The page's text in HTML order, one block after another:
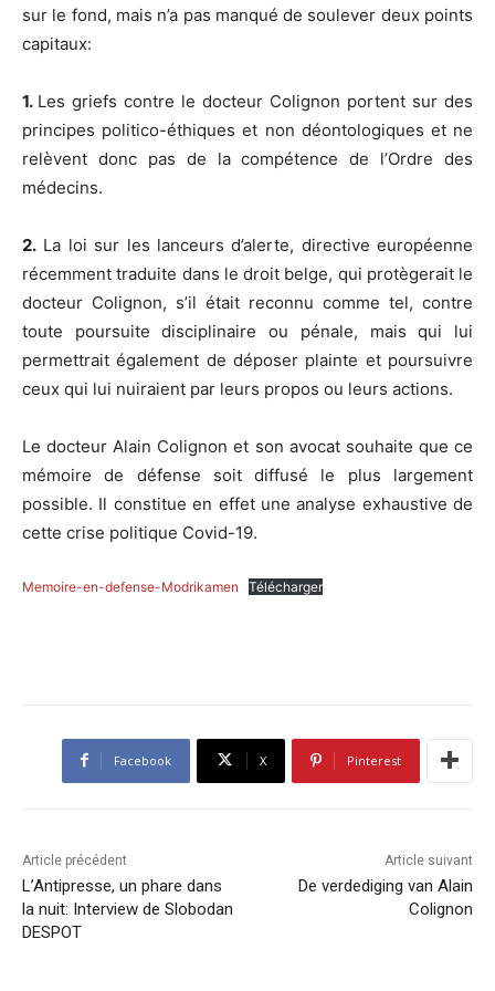
sur le fond, mais n’a pas manqué de soulever deux points
capitaux:
1. Les griefs contre le docteur Colignon portent sur des
principes politico-éthiques et non déontologiques et ne
relèvent donc pas de la compétence de l’Ordre des
médecins.
2. La loi sur les lanceurs d’alerte, directive européenne
récemment traduite dans le droit belge, qui protègerait le
docteur Colignon, s’il était reconnu comme tel, contre
toute poursuite disciplinaire ou pénale, mais qui lui
permettrait également de déposer plainte et poursuivre
ceux qui lui nuiraient par leurs propos ou leurs actions.
Le docteur Alain Colignon et son avocat souhaite que ce
mémoire de défense soit diffusé le plus largement
possible. Il constitue en effet une analyse exhaustive de
cette crise politique Covid-19.
Memoire-en-defense-Modrikamen Télécharger
Facebook X Pinterest
Article précédent
L’Antipresse, un phare dans
la nuit: Interview de Slobodan
DESPOT
Article suivant
De verdediging van Alain
Colignon